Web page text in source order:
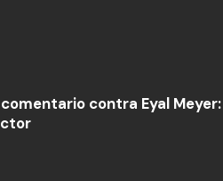
contra Eyal Meyer: